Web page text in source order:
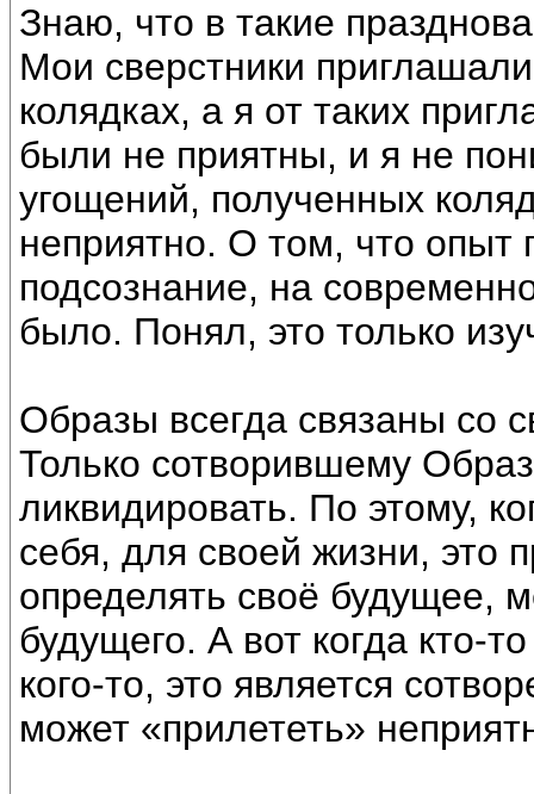
Знаю, что в такие
Мои сверстники
колядках, а я от таких
были не приятны, и я не
угощений, полученных
неприятно. О том, что
подсознание, на
было. Понял, это только
Образы всегда связаны со
Только сотворившему
ликвидировать. По этому,
себя, для своей жизни, это
определять своё будущее,
будущего. А вот когда кто-
кого-то, это является
может «прилететь»